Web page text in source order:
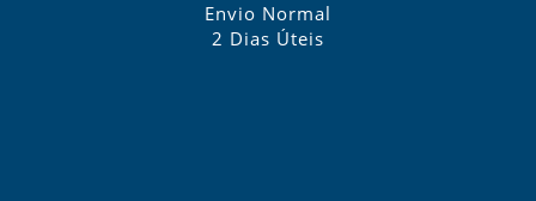
Envio Normal
2 Dias Úteis